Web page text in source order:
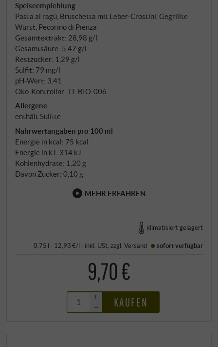
Speiseempfehlung
Pasta al ragù, Bruschetta mit Leber‑Crostini, Gegrillte
Wurst, Pecorino di Pienza
Gesamtextrakt: 28,98 g/l
Gesamtsäure: 5,47 g/l
Restzucker: 1,29 g/l
Sulfit: 79 mg/l
pH-Wert: 3,41
Öko-Kontrollnr.: IT‑BIO‑006
Allergene
enthält Sulfite
Nährwertangaben pro 100 ml
Energie in kcal: 75 kcal
Energie in kJ: 314 kJ
Kohlenhydrate: 1,20 g
Davon Zucker: 0,10 g
MEHR ERFAHREN
klimatisiert gelagert
0,75 l · 12,93 €/l · inkl. USt , zzgl.Versand sofort verfügbar
9,70 €
+
–
KAUFEN